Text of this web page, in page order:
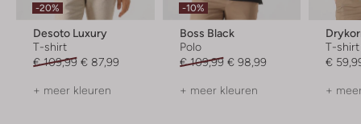
-20%
Desoto Luxury
T-shirt
€ 109,99 € 87,99
+ meer kleuren
-10%
Boss Black
Polo
€ 109,99 € 98,99
+ meer kleuren
T-shirt
€
+